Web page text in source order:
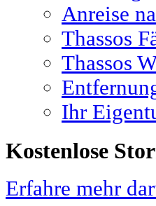
Anreise
Thassos
Thassos
Ihr
Kostenlose
Erfahre mehr